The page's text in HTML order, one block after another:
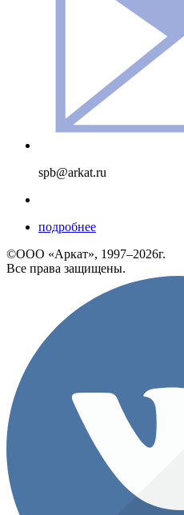
spb@arkat.ru
подробнее
©ООО «Аркат», 1997–2026г.
Все права защищены.